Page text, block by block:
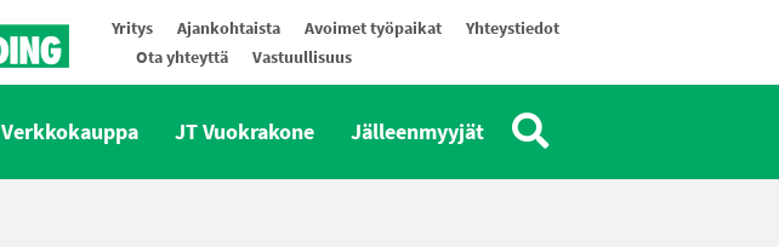
Yritys Ajankohtaista Avoimet työpaikat
Yhteystiedot
Ota yhteyttä
Vastuullisuus
Verkkokauppa JT Vuokrakone Jälleenmyyjät